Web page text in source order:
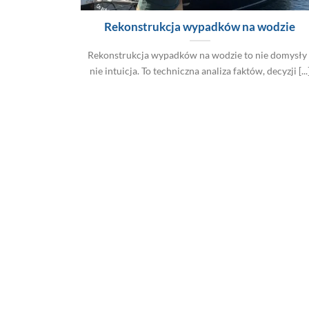
Rekonstrukcja wypadków na wodzie
Rekonstrukcja wypadków na wodzie to nie domysły
nie intuicja. To techniczna analiza faktów, decyzji